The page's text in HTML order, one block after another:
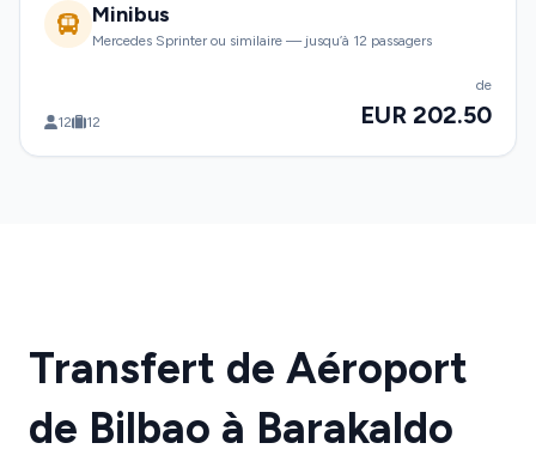
Minibus
Mercedes Sprinter ou similaire — jusqu’à 12 passagers
12 12
de
EUR 202.50
Transfert de Aéroport
de Bilbao à Barakaldo